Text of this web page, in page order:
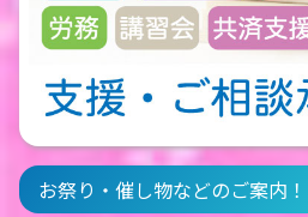
お祭り・催し物などのご案内！